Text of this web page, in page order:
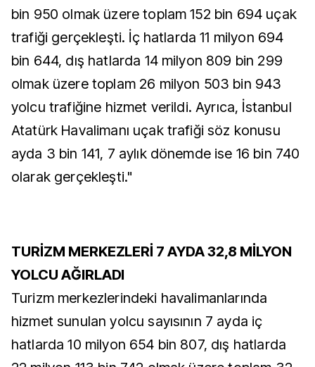
bin 950 olmak üzere toplam 152 bin 694 uçak
trafiği gerçekleşti. İç hatlarda 11 milyon 694
bin 644, dış hatlarda 14 milyon 809 bin 299
olmak üzere toplam 26 milyon 503 bin 943
yolcu trafiğine hizmet verildi. Ayrıca, İstanbul
Atatürk Havalimanı uçak trafiği söz konusu
ayda 3 bin 141, 7 aylık dönemde ise 16 bin 740
olarak gerçekleşti."
TURİZM MERKEZLERİ 7 AYDA 32,8 MİLYON
YOLCU AĞIRLADI
Turizm merkezlerindeki havalimanlarında
hizmet sunulan yolcu sayısının 7 ayda iç
hatlarda 10 milyon 654 bin 807, dış hatlarda